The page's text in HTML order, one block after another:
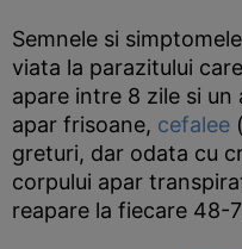
Semnele si
viata la parazitului
apare intre 8 zile si
apar frisoane, cefalee
greturi, dar odata cu
corpului apar
reapare la fiecare 48-